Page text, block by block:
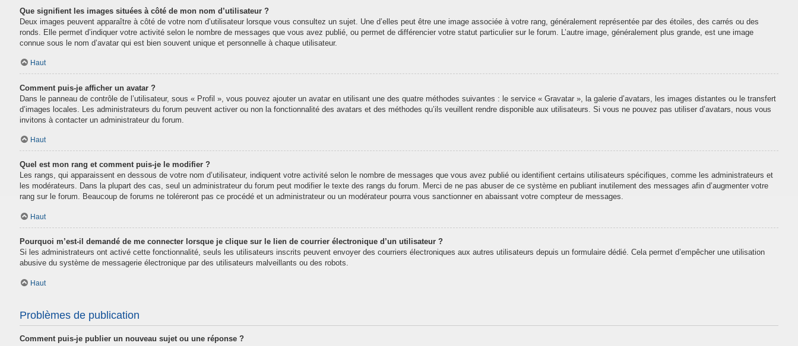
Que signifient les images situées à côté de mon nom d’utilisateur ?
Deux images peuvent apparaître à côté de votre nom d’utilisateur lorsque vous consultez un sujet. Une d’elles peut être une image associée à votre rang, généralement représentée par des étoiles, des carrés ou des
ronds. Elle permet d’indiquer votre activité selon le nombre de messages que vous avez publié, ou permet de différencier votre statut particulier sur le forum. L’autre image, généralement plus grande, est une image
connue sous le nom d’avatar qui est bien souvent unique et personnelle à chaque utilisateur.
Haut
Comment puis-je afficher un avatar ?
Dans le panneau de contrôle de l’utilisateur, sous « Profil », vous pouvez ajouter un avatar en utilisant une des quatre méthodes suivantes : le service « Gravatar », la galerie d’avatars, les images distantes ou le transfert
d’images locales. Les administrateurs du forum peuvent activer ou non la fonctionnalité des avatars et des méthodes qu’ils veuillent rendre disponible aux utilisateurs. Si vous ne pouvez pas utiliser d’avatars, nous vous
invitons à contacter un administrateur du forum.
Haut
Quel est mon rang et comment puis-je le modifier ?
Les rangs, qui apparaissent en dessous de votre nom d’utilisateur, indiquent votre activité selon le nombre de messages que vous avez publié ou identifient certains utilisateurs spécifiques, comme les administrateurs et
les modérateurs. Dans la plupart des cas, seul un administrateur du forum peut modifier le texte des rangs du forum. Merci de ne pas abuser de ce système en publiant inutilement des messages afin d’augmenter votre
rang sur le forum. Beaucoup de forums ne toléreront pas ce procédé et un administrateur ou un modérateur pourra vous sanctionner en abaissant votre compteur de messages.
Haut
Pourquoi m’est-il demandé de me connecter lorsque je clique sur le lien de courrier électronique d’un utilisateur ?
Si les administrateurs ont activé cette fonctionnalité, seuls les utilisateurs inscrits peuvent envoyer des courriers électroniques aux autres utilisateurs depuis un formulaire dédié. Cela permet d’empêcher une utilisation
abusive du système de messagerie électronique par des utilisateurs malveillants ou des robots.
Haut
Problèmes de publication
Comment puis-je publier un nouveau sujet ou une réponse ?